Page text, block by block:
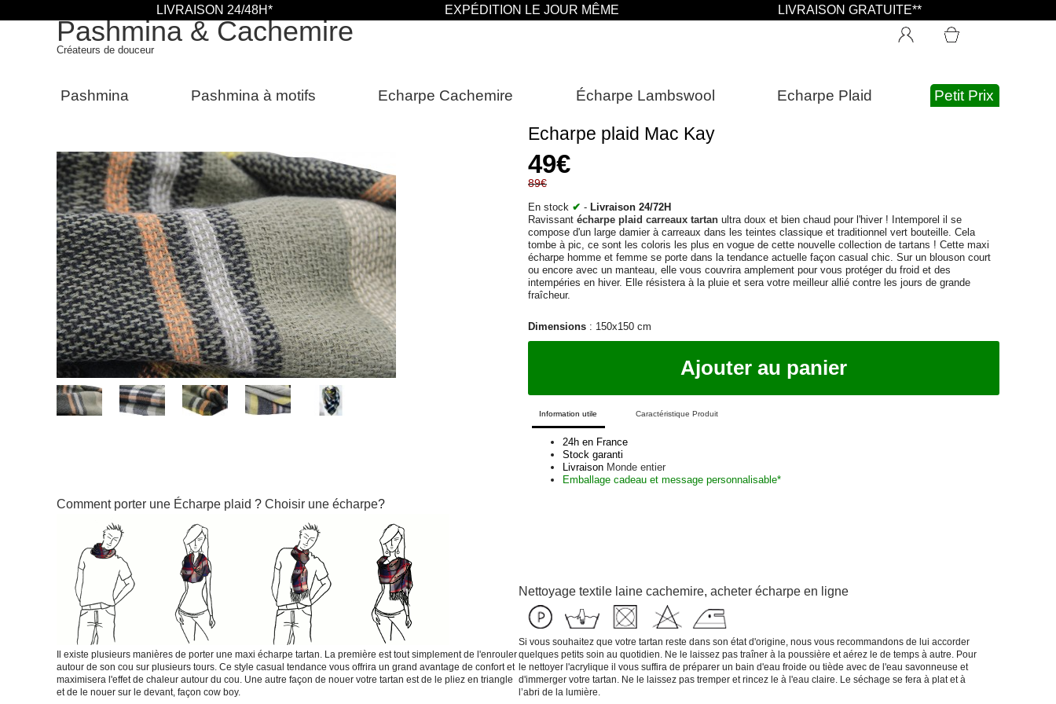
Pashmina & Cachemire
Créateurs de douceur
Pashmina Pashmina à motifs Echarpe Cachemire Écharpe Lambswool Echarpe Plaid Petit Prix
LIVRAISON 24/48H* EXPÉDITION LE JOUR MÊME LIVRAISON GRATUITE**
Echarpe plaid Mac Kay
49€
89€
En stock ✔ - Livraison 24/72H
Ravissant écharpe plaid carreaux tartan ultra doux et bien chaud pour l'hiver ! Intemporel il se
compose d'un large damier à carreaux dans les teintes classique et traditionnel vert bouteille. Cela
tombe à pic, ce sont les coloris les plus en vogue de cette nouvelle collection de tartans ! Cette maxi
écharpe homme et femme se porte dans la tendance actuelle façon casual chic. Sur un blouson court
ou encore avec un manteau, elle vous couvrira amplement pour vous protéger du froid et des
intempéries en hiver. Elle résistera à la pluie et sera votre meilleur allié contre les jours de grande
fraîcheur.
Dimensions : 150x150 cm
Ajouter au panier
Information utile Caractéristique Produit
24h en France
Stock garanti
Livraison Monde entier
Emballage cadeau et message personnalisable*
Comment porter une Écharpe plaid ? Choisir une écharpe?
Il existe plusieurs manières de porter une maxi écharpe tartan. La première est tout simplement de l'enrouler
autour de son cou sur plusieurs tours. Ce style casual tendance vous offrira un grand avantage de confort et
maximisera l'effet de chaleur autour du cou. Une autre façon de nouer votre tartan est de le pliez en triangle
et de le nouer sur le devant, façon cow boy.
Nettoyage textile laine cachemire, acheter écharpe en ligne
Si vous souhaitez que votre tartan reste dans son état d'origine, nous vous recommandons de lui accorder
quelques petits soin au quotidien. Ne le laissez pas traîner à la poussière et aérez le de temps à autre. Pour
le nettoyer l'acrylique il vous suffira de préparer un bain d'eau froide ou tiède avec de l'eau savonneuse et
d'immerger votre tartan. Ne le laissez pas tremper et rincez le à l'eau claire. Le séchage se fera à plat et à
l’abri de la lumière.